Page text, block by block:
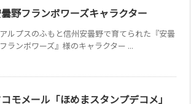
野フランボワーズキャラクター
ルプスのふもと信州安曇野で育てられた『安曇
ランボワーズ』様のキャラクター ...
コモメール「ほめまスタンプデコメ」